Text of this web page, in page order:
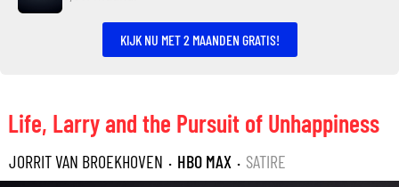
KIJK NU MET 2 MAANDEN GRATIS!
Life, Larry and the Pursuit of Unhappiness
JORRIT VAN BROEKHOVEN · HBO MAX · SATIRE